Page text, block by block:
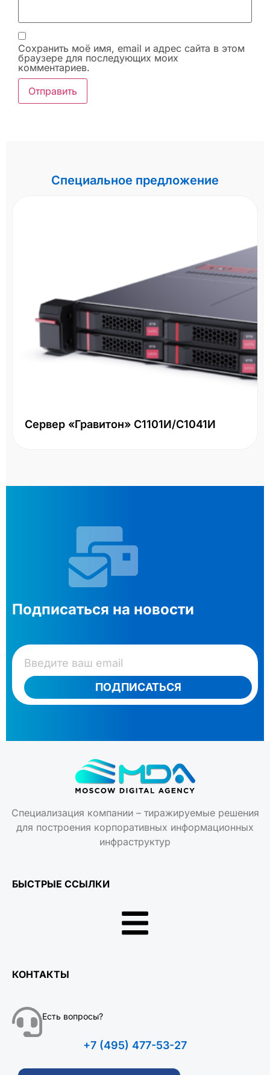
Сохранить моё имя, email и адрес сайта в этом
браузере для последующих моих
комментариев.
Специальное предложение
Сервер «Гравитон» С1101И/С1041И
Подписаться на новости
ПОДПИСАТЬСЯ
Специализация компании – тиражируемые решения
для построения корпоративных информационных
инфраструктур
БЫСТРЫЕ ССЫЛКИ
КОНТАКТЫ
Есть вопросы?
+7 (495) 477-53-27